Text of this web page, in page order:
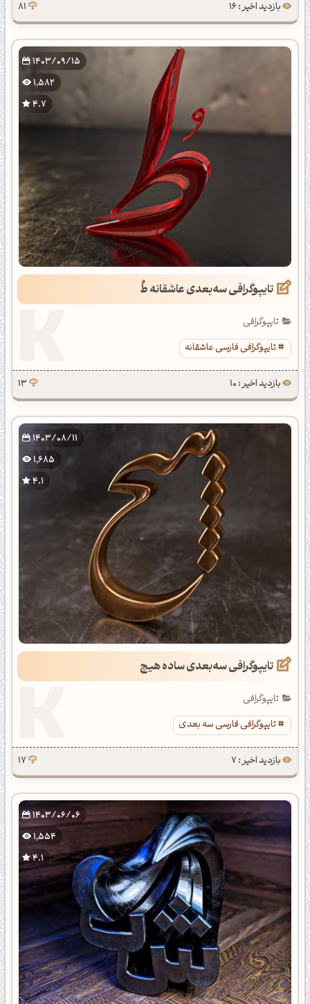
بازدید اخیر : 16 81
1403/09/15
1,582
4.7
تایپوگرافی سه‌بعدی عاشقانه طُ
تایپوگرافی
تایپوگرافی فارسی عاشقانه
بازدید اخیر : 10 13
1403/08/11
1,685
4.1
تایپوگرافی سه‌بعدی ساده هیچ
تایپوگرافی
تایپوگرافی فارسی سه بعدی
بازدید اخیر : 7 17
1403/06/06
1,554
4.1